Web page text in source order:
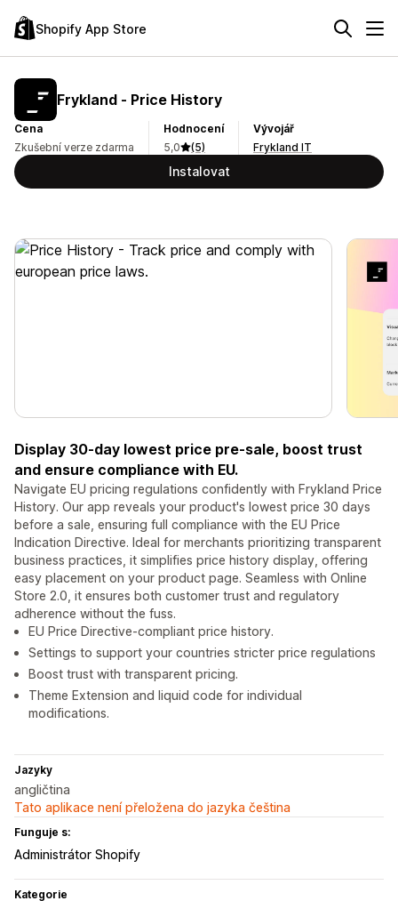
Shopify App Store
Frykland ‑ Price History
Cena
Zkušební verze zdarma
Hodnocení
5,0
(5)
Vývojář
Frykland IT
Instalovat
Display 30-day lowest price pre-sale, boost trust
and ensure compliance with EU.
Navigate EU pricing regulations confidently with Frykland Price
History. Our app reveals your product's lowest price 30 days
before a sale, ensuring full compliance with the EU Price
Indication Directive. Ideal for merchants prioritizing transparent
business practices, it simplifies price history display, offering
easy placement on your product page. Seamless with Online
Store 2.0, it ensures both customer trust and regulatory
adherence without the fuss.
EU Price Directive-compliant price history.
Settings to support your countries stricter price regulations
Boost trust with transparent pricing.
Theme Extension and liquid code for individual
modifications.
Jazyky
angličtina
Tato aplikace není přeložena do jazyka čeština
Funguje s:
Administrátor Shopify
Kategorie